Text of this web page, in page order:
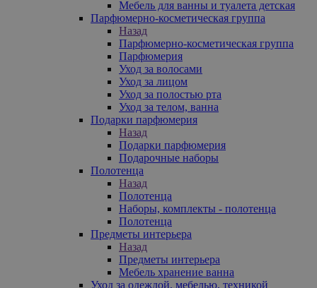
Мебель для ванны и туалета детская
Парфюмерно-косметическая группа
Назад
Парфюмерно-косметическая группа
Парфюмерия
Уход за волосами
Уход за лицом
Уход за полостью рта
Уход за телом, ванна
Подарки парфюмерия
Назад
Подарки парфюмерия
Подарочные наборы
Полотенца
Назад
Полотенца
Наборы, комплекты - полотенца
Полотенца
Предметы интерьера
Назад
Предметы интерьера
Мебель хранение ванна
Уход за одеждой, мебелью, техникой